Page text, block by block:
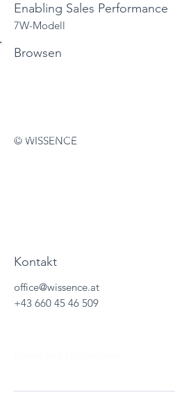
© WISSENCE
Enabling Sales Performance
7W-Modell
Browsen
Sales Trainings
Kontakt
office@wissence.at
+43 660 45 46 509